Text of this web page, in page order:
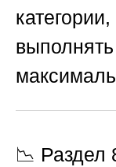
выполнять
📉 Раздел